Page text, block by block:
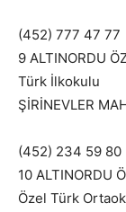
(452) 777 47 77
9 ALTINORDU
Türk İlkokulu
ŞİRİNEVLER
(452) 234 59 80
10 ALTINORDU
Özel Türk